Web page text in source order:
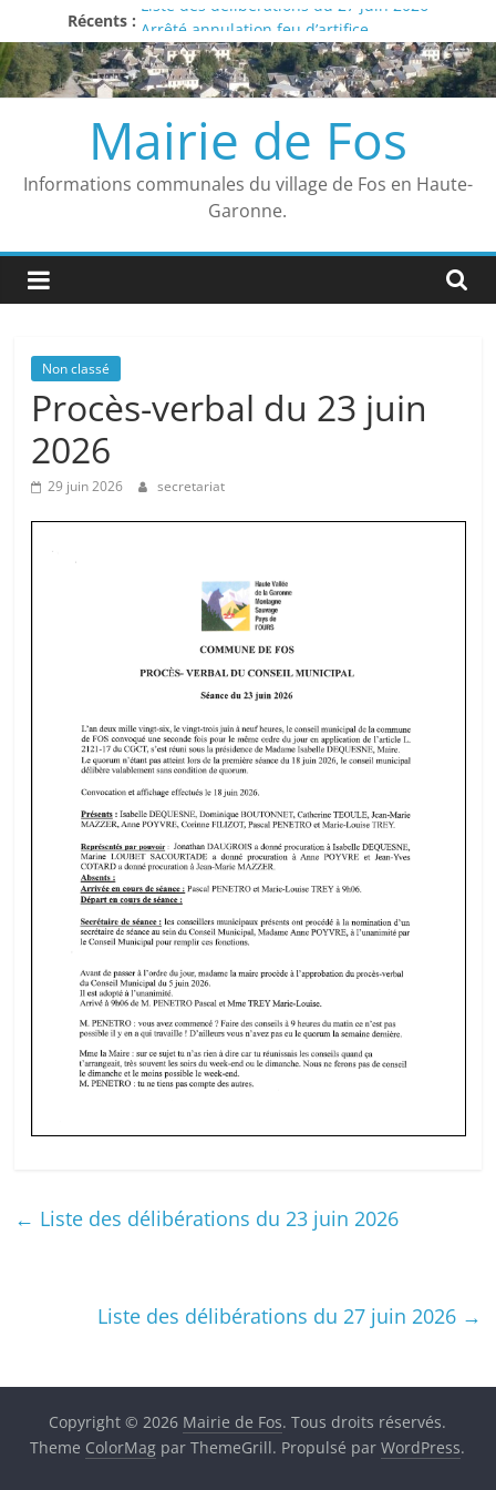
au
contenu
Récents :
Liste des délibérations du 27 juin 2026
Arrêté annulation feu d’artifice
Avis
Vigilance ROUGE
Mairie de Fos
Informations communales du village de Fos en Haute-
Garonne.
Non classé
Procès-verbal du 23 juin
2026
29 juin 2026 secretariat
← Liste des délibérations du 23 juin 2026
Liste des délibérations du 27 juin 2026 →
Copyright © 2026 Mairie de Fos. Tous droits réservés.
Theme ColorMag par ThemeGrill. Propulsé parWordPress.